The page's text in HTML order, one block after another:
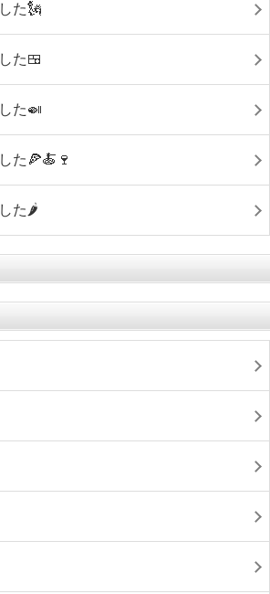
た🗽
た🍱
た🍛
た🍕🍝🍷
た🌶